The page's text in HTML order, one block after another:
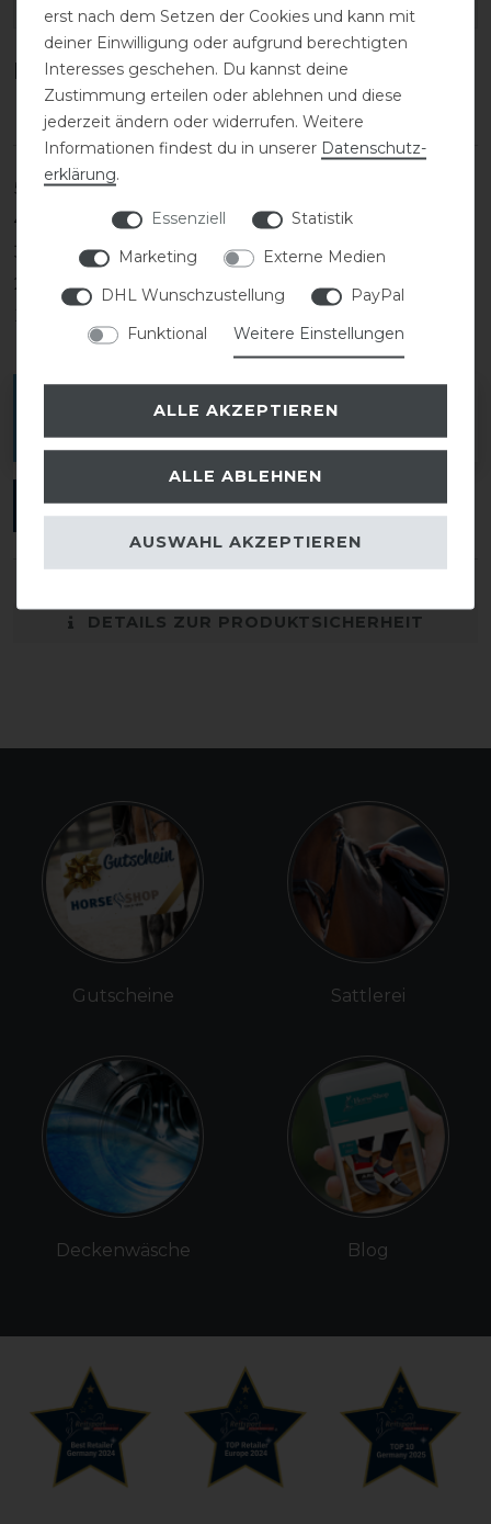
Kundenrezensionen (0)
5
4
0
3
0
2
0
1
Melde dich an, um eine Kundenrezension zu
verfassen.
ANMELDEN
DETAILS ZUR PRODUKTSICHERHEIT
Gutscheine
Deckenwäsche
Sattlerei
Blog
erst nach dem Setzen der Cookies und kann mit
deiner Einwilligung oder aufgrund berechtigten
Interesses geschehen. Du kannst deine
Zustimmung erteilen oder ablehnen und diese
jederzeit ändern oder widerrufen. Weitere
Informationen findest du in unserer Daten­schutz­
erklärung.
Essenziell
Statistik
Marketing
Externe Medien
DHL Wunschzustellung
PayPal
Funktional
Weitere Einstellungen
ALLE AKZEPTIEREN
ALLE ABLEHNEN
AUSWAHL AKZEPTIEREN